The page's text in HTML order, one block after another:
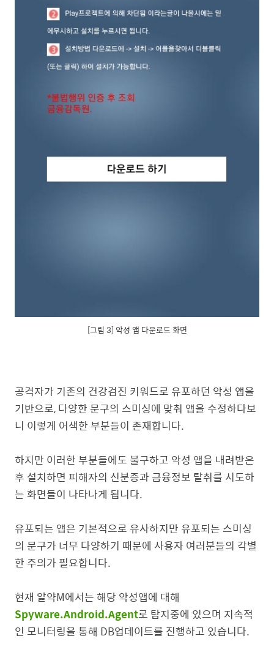
[그림 3] 악성 앱 다운로드 화면
공격자가 기존의 건강검진 키워드로 유포하던 악성 앱을
기반으로, 다양한 문구의 스미싱에 맞춰 앱을 수정하다보
니 이렇게 어색한 부분들이 존재합니다.
하지만 이러한 부분들에도 불구하고 악성 앱을 내려받은
후 설치하면 피해자의 신분증과 금융정보 탈취를 시도하
는 화면들이 나타나게 됩니다.
유포되는 앱은 기본적으로 유사하지만 유포되는 스미싱
의 문구가 너무 다양하기 때문에 사용자 여러분들의 각별
한 주의가 필요합니다.
현재 알약M에서는 해당 악성앱에 대해
Spyware.Android.Agent로 탐지중에 있으며 지속적
인 모니터링을 통해 DB업데이트를 진행하고 있습니다.